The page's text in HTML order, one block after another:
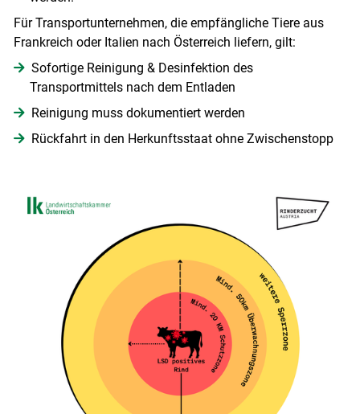
Für Transportunternehmen, die empfängliche Tiere aus
Frankreich oder Italien nach Österreich liefern, gilt:
Sofortige Reinigung & Desinfektion des
Transportmittels nach dem Entladen
Reinigung muss dokumentiert werden
Rückfahrt in den Herkunftsstaat ohne Zwischenstopp